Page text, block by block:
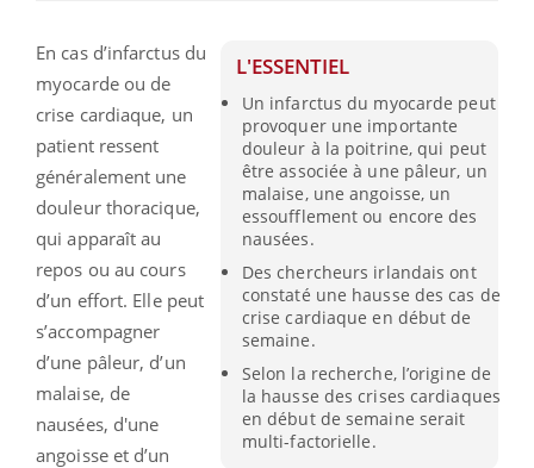
L'ESSENTIEL
Un infarctus du myocarde peut
provoquer une importante
douleur à la poitrine, qui peut
être associée à une pâleur, un
malaise, une angoisse, un
essoufflement ou encore des
nausées.
Des chercheurs irlandais ont
constaté une hausse des cas de
crise cardiaque en début de
semaine.
Selon la recherche, l’origine de
la hausse des crises cardiaques
en début de semaine serait
multi-factorielle.
En cas d’infarctus du
myocarde ou de
crise cardiaque, un
patient ressent
généralement une
douleur thoracique,
qui apparaît au
repos ou au cours
d’un effort. Elle peut
s’accompagner
d’une pâleur, d’un
malaise, de
nausées, d'une
angoisse et d’un